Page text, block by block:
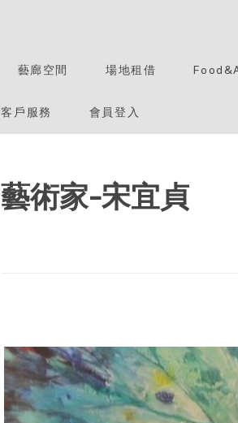
藝廊空間 場地租借
客戶服務 會員登入
藝術家-宋宜貞